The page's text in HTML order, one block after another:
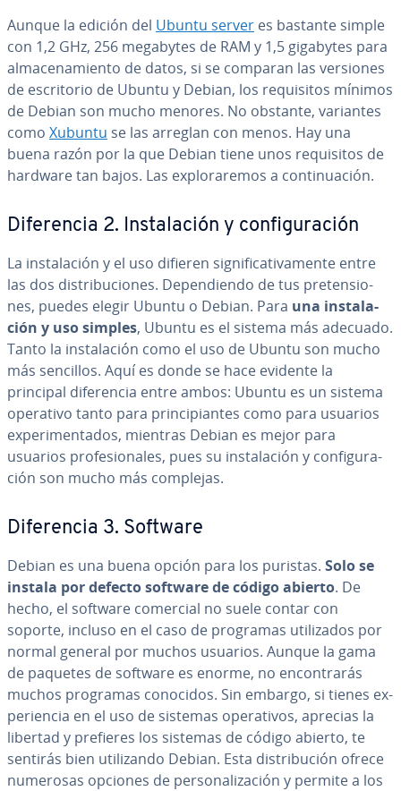
Aunque la edición del Ubuntu server es bastante simple
con 1,2 GHz, 256 megabytes de RAM y 1,5 gigabytes para
al­ma­ce­na­mie­n­to de datos, si se comparan las versiones
de es­cri­to­rio de Ubuntu y Debian, los re­qui­si­tos mínimos
de Debian son mucho menores. No obstante, variantes
como Xubuntu se las arreglan con menos. Hay una
buena razón por la que Debian tiene unos re­qui­si­tos de
hardware tan bajos. Las ex­plo­ra­re­mos a co­n­ti­nua­ción.
Di­fe­re­n­cia 2. In­s­ta­la­ción y co­n­fi­gu­ra­ción
La in­s­ta­la­ción y el uso difieren si­g­ni­fi­ca­ti­va­me­n­te entre
las dos di­s­tri­bu­cio­nes. De­pe­n­die­n­do de tus pre­te­n­sio­
nes, puedes elegir Ubuntu o Debian. Para una in­s­ta­la­
ción y uso simples, Ubuntu es el sistema más adecuado.
Tanto la in­s­ta­la­ción como el uso de Ubuntu son mucho
más sencillos. Aquí es donde se hace evidente la
principal di­fe­re­n­cia entre ambos: Ubuntu es un sistema
operativo tanto para pri­n­ci­pia­n­tes como para usuarios
ex­pe­ri­me­n­ta­dos, mientras Debian es mejor para
usuarios pro­fe­sio­na­les, pues su in­s­ta­la­ción y co­n­fi­gu­ra­
ción son mucho más complejas.
Di­fe­re­n­cia 3. Software
Debian es una buena opción para los puristas. Solo se
instala por defecto software de código abierto. De
hecho, el software comercial no suele contar con
soporte, incluso en el caso de programas uti­li­za­dos por
normal general por muchos usuarios. Aunque la gama
de paquetes de software es enorme, no en­co­n­tra­rás
muchos programas conocidos. Sin embargo, si tienes ex­
pe­rie­n­cia en el uso de sistemas ope­ra­ti­vos, aprecias la
libertad y prefieres los sistemas de código abierto, te
sentirás bien uti­li­za­n­do Debian. Esta di­s­tri­bu­ción ofrece
numerosas opciones de pe­r­so­na­li­za­ción y permite a los